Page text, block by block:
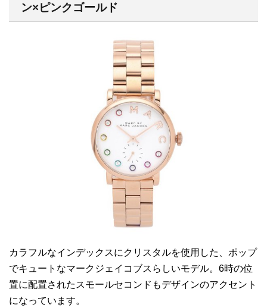
ン×ピンクゴールド
カラフルなインデックスにクリスタルを使用した、ポップ
でキュートなマークジェイコブスらしいモデル。6時の位
置に配置されたスモールセコンドもデザインのアクセント
になっています。